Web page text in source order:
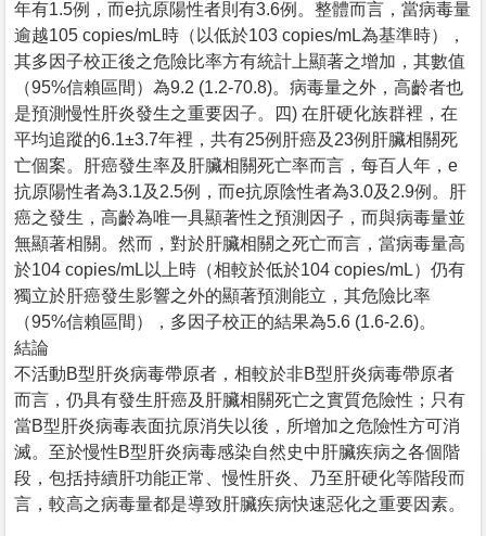
年有1.5例，而e抗原陽性者則有3.6例。整體而言，當病毒量
逾越105 copies/mL時（以低於103 copies/mL為基準時），
其多因子校正後之危險比率方有統計上顯著之增加，其數值
（95%信賴區間）為9.2 (1.2-70.8)。病毒量之外，高齡者也
是預測慢性肝炎發生之重要因子。四) 在肝硬化族群裡，在
平均追蹤的6.1±3.7年裡，共有25例肝癌及23例肝臟相關死
亡個案。肝癌發生率及肝臟相關死亡率而言，每百人年，e
抗原陽性者為3.1及2.5例，而e抗原陰性者為3.0及2.9例。肝
癌之發生，高齡為唯一具顯著性之預測因子，而與病毒量並
無顯著相關。然而，對於肝臟相關之死亡而言，當病毒量高
於104 copies/mL以上時（相較於低於104 copies/mL）仍有
獨立於肝癌發生影響之外的顯著預測能立，其危險比率
（95%信賴區間），多因子校正的結果為5.6 (1.6-2.6)。
結論
不活動B型肝炎病毒帶原者，相較於非B型肝炎病毒帶原者
而言，仍具有發生肝癌及肝臟相關死亡之實質危險性；只有
當B型肝炎病毒表面抗原消失以後，所增加之危險性方可消
滅。至於慢性B型肝炎病毒感染自然史中肝臟疾病之各個階
段，包括持續肝功能正常、慢性肝炎、乃至肝硬化等階段而
言，較高之病毒量都是導致肝臟疾病快速惡化之重要因素。